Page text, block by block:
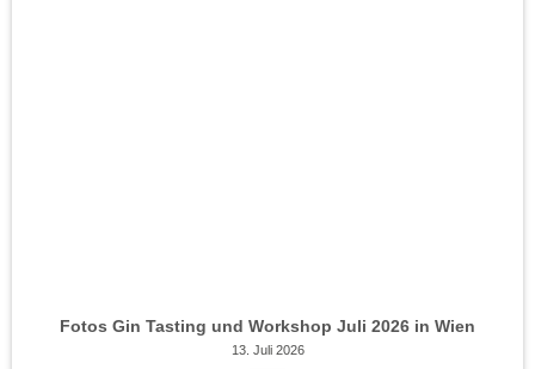
Fotos Gin Tasting und Workshop Juli 2026 in Wien
13. Juli 2026